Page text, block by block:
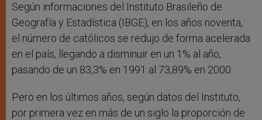
Según informaciones del Instituto Brasileño de
Geografía y Estadística (IBGE), en los años noventa,
el número de católicos se redujo de forma acelerada
en el país, llegando a disminuir en un 1% al año,
pasando de un 83,3% en 1991 al 73,89% en 2000.
Pero en los últimos años, según datos del Instituto,
por primera vez en más de un siglo la proporción de